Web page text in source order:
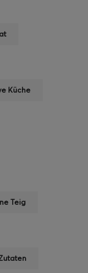
Küche
Teig